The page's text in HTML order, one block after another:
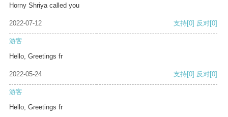
Horny Shriya called you
2022-07-12 支持[0] 反对[0]
游客
Hello, Greetings fr
2022-05-24 支持[0] 反对[0]
游客
Hello, Greetings fr